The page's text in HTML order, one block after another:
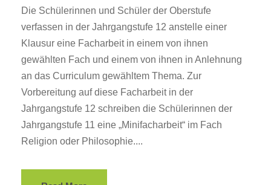
Die Schülerinnen und Schüler der Oberstufe
verfassen in der Jahrgangstufe 12 anstelle einer
Klausur eine Facharbeit in einem von ihnen
gewählten Fach und einem von ihnen in Anlehnung
an das Curriculum gewähltem Thema. Zur
Vorbereitung auf diese Facharbeit in der
Jahrgangstufe 12 schreiben die Schülerinnen der
Jahrgangstufe 11 eine „Minifacharbeit“ im Fach
Religion oder Philosophie....